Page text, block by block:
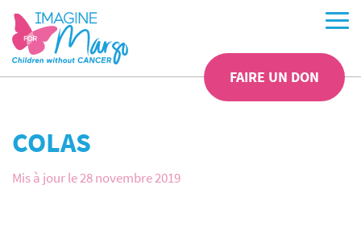
FAIRE UN DON
COLAS
Mis à jour le 28 novembre 2019